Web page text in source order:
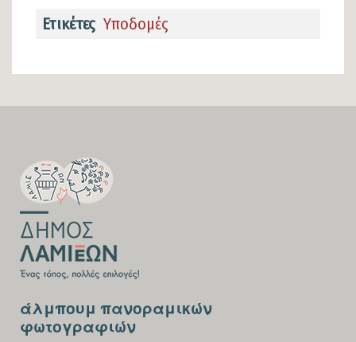
Ετικέτες Υποδομές
FOOTER-
FIRST
SECTION
FOOTER-
THIRD
άλμπουμ πανοραμικών
φωτογραφιών